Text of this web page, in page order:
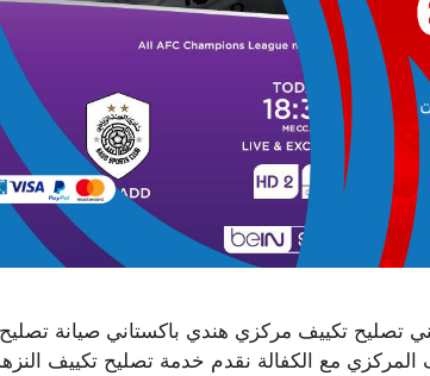
تصليح تكييف مركزي هندي باكستاني صيانة
مع الكفالة نقدم خدمة تصليح تكييف